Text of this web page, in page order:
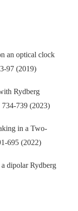
an optical clock
97 (2019)
Rydberg
739 (2023)
in a Two-
695 (2022)
dipolar Rydberg